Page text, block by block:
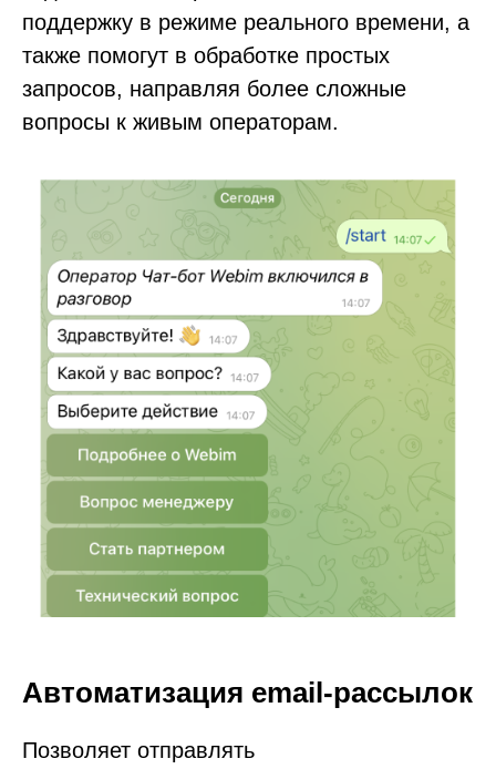
поддержку в режиме реального времени, а
также помогут в обработке простых
запросов, направляя более сложные
вопросы к живым операторам.
Автоматизация email-рассылок
Позволяет отправлять